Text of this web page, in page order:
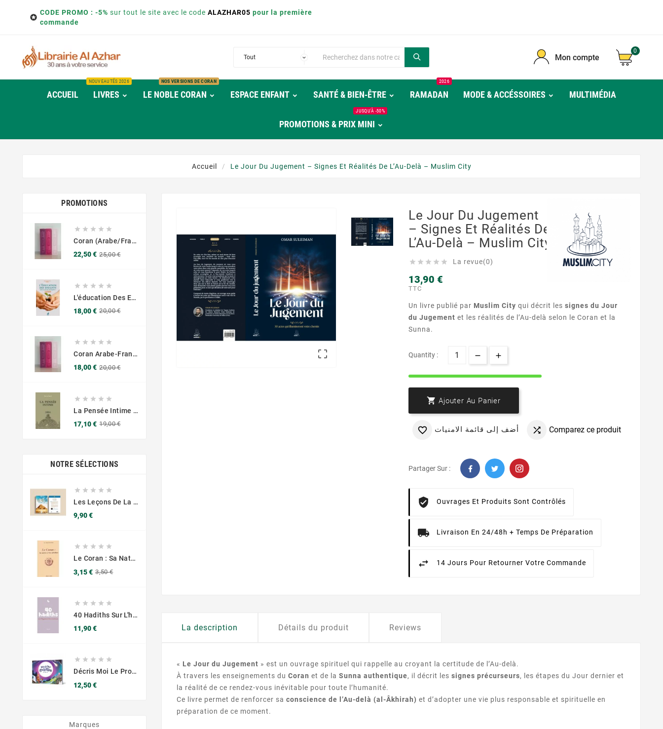

CODE PROMO : -5% sur tout le site avec le code ALAZHAR05 pour la première
commande
Mon compte
0
ACCUEIL LIVRES
NOUVEAUTÉS 2026
LE NOBLE CORAN
NOS VERSIONS DE CORAN
ESPACE ENFANT SANTÉ & BIEN‑ÊTRE RAMADAN
2026
MODE & ACCÉSSOIRES MULTIMÉDIA
PROMOTIONS & PRIX MINI
JUSQU'À -50%
Accueil Le Jour Du Jugement – Signes Et Réalités De L’Au-Delà – Muslim City
PROMOTIONS
    
Coran (Arabe/Français) - Grand Format 17x25 - Couverture Daim - Pages Dorées
22,50 € 25,00 €
    
L'éducation Des Enfants Selon Les Principes Du Prophète Sws
18,00 € 20,00 €
    
Coran Arabe-Français – Traduction Officielle (14x20 Cm ) – Couverture Daim Luxees Dorées
18,00 € 20,00 €
    
La Pensée Intime - Ibn Al Jawzi - Éditions Chama (Al Azhar)
17,10 € 19,00 €
NOTRE SÉLECTIONS
    
Les Leçons De La Sourate Yûsuf - Yasir Qadhi - Muslim City
9,90 €Prix
    
Le Coran : Sa Nature Et Ses Attributs - Éditions Chama (Al Azhar)
3,15 € 3,50 €
    
40 Hadiths Sur L'hygiène & Les Menstrues - Anissa
11,90 €Prix
    
Décris Moi Le Prophète - Learning Roots
12,50 €Prix
Marques

Le Jour Du Jugement
– Signes Et Réalités De
L’Au-Delà – Muslim City
     La revue(0)
13,90 €
TTC
Un livre publié par Muslim City qui décrit lessignes du Jour
du Jugement et les réalités de l’Au-delà selon le Coran et la
Sunna.
Quantity :
 Ajouter Au Panier
 أضف إلى قائمة الامنيات  Comparez ce produit
Partager Sur :
Ouvrages Et Produits Sont Contrôlés
Livraison En 24/48h + Temps De Préparation
14 Jours Pour Retourner Votre Commande
La description Détails du produit Reviews
« Le Jour du Jugement » est un ouvrage spirituel qui rappelle au croyant la certitude de l’Au-delà.
À travers les enseignements duCoran et de laSunna authentique, il décrit lessignes précurseurs, les étapes du Jour dernier et
la réalité de ce rendez-vous inévitable pour toute l’humanité.
Ce livre permet de renforcer saconscience de l’Au-delà (al-Âkhirah) et d’adopter une vie plus responsable et spirituelle en
préparation de ce moment.